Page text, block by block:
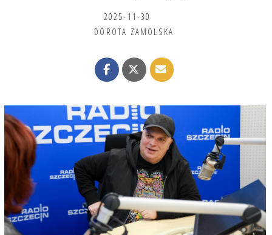
2025-11-30
DOROTA ZAMOLSKA